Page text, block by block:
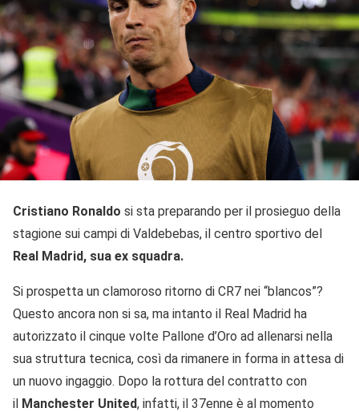
Cristiano Ronaldo si sta preparando per il prosieguo della
stagione sui campi di Valdebebas, il centro sportivo del
Real Madrid, sua ex squadra.
Si prospetta un clamoroso ritorno di CR7 nei “blancos”?
Questo ancora non si sa, ma intanto il Real Madrid ha
autorizzato il cinque volte Pallone d’Oro ad allenarsi nella
sua struttura tecnica, così da rimanere in forma in attesa di
un nuovo ingaggio. Dopo la rottura del contratto con
il Manchester United, infatti, il 37enne è al momento